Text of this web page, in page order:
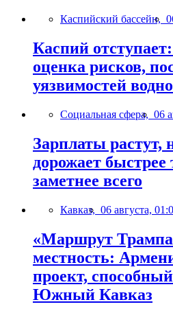
Каспийский бассейн,
Каспий
оценка рисков,
уязвимостей
Социальная сфера, 06
Зарплаты растут,
дорожает быстрее
заметнее всего
Кавказ, 06 августа,
«Маршрут
местность:
проект,
Южный Кавказ